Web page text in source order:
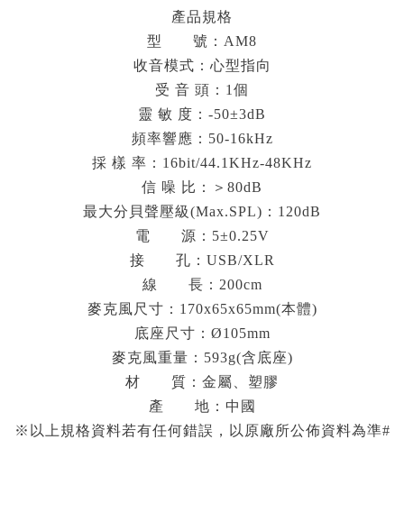
產品規格
型 號：AM8
收音模式：心型指向
受 音 頭：1個
靈 敏 度：-50±3dB
頻率響應：50-16kHz
採 樣 率：16bit/44.1KHz-48KHz
信 噪 比：＞80dB
最大分貝聲壓級(Max.SPL)：120dB
電 源：5±0.25V
接 孔：USB/XLR
線 長：200cm
麥克風尺寸：170x65x65mm(本體)
底座尺寸：Ø105mm
麥克風重量：593g(含底座)
材 質：金屬、塑膠
產 地：中國
※以上規格資料若有任何錯誤，以原廠所公佈資料為準#